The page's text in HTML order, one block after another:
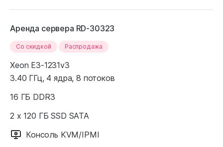
Аренда сервера RD-30323
Cо скидкой Распродажа
Xeon E3-1231v3
3.40 ГГц, 4 ядра, 8 потоков
16 ГБ DDR3
2 x 120 ГБ SSD SATA
Консоль KVM/IPMI